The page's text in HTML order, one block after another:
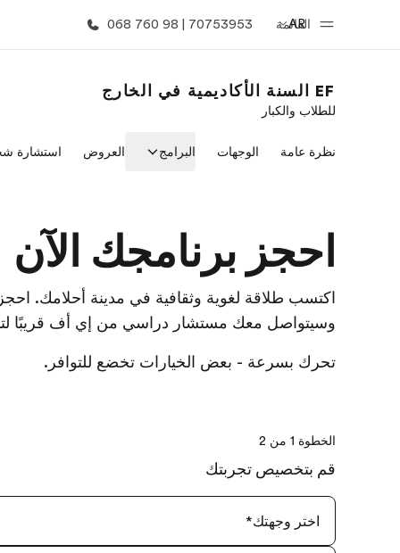
القائمة
AR
70753953 | 98 760 068
أهلا بكم في إي أف شاهد كل ما
EF السنة الأكاديمية في الخارج
للطلاب والكبار
نظرة عامة الوجهات البرامج العروض استشارة
احجز برنامجك الآن
اكتسب طلاقة لغوية وثقافية في مدينة أحلامك.
وسيتواصل معك مستشار دراسي من إي أف قريبًا
تحرك بسرعة - بعض الخيارات تخضع للتوافر.
الخطوة 1 من 2
قم بتخصيص تجربتك
اختر وجهتك*